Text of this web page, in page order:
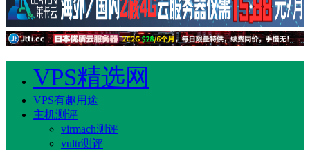
VPS精选网
VPS有趣用途
主机测评
virmach测评
vultr测评